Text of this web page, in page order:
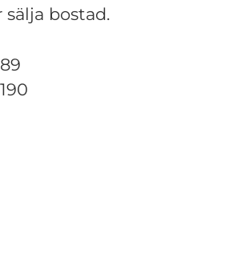
bostad.
190